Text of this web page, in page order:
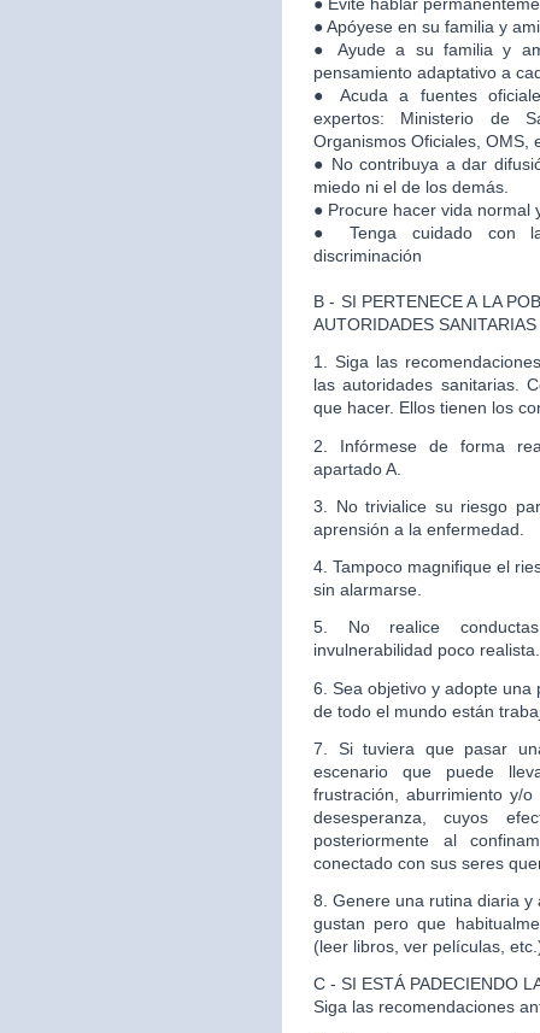
● Evite hablar
● Apóyese en su familia y
● Ayude a su familia y
pensamiento adaptativo a
● Acuda a fuentes
expertos: Ministerio de
Organismos Oficiales, OMS,
● No contribuya a dar
miedo ni el de los demás.
● Procure hacer vida normal
● Tenga cuidado con
discriminación
B - SI PERTENECE A LA
AUTORIDADES SANITARIAS
1. Siga las
las autoridades sanitarias.
que hacer. Ellos tienen los
2. Infórmese de forma
apartado A.
3. No trivialice su riesgo
aprensión a la enfermedad.
4. Tampoco magnifique el
sin alarmarse.
5. No realice
invulnerabilidad poco realista.
6. Sea objetivo y adopte una
de todo el mundo están
7. Si tuviera que pasar
escenario que puede
frustración, aburrimiento y/
desesperanza, cuyos
posteriormente al
conectado con sus seres
8. Genere una rutina diaria
gustan pero que
(leer libros, ver películas,
C - SI ESTÁ PADECIENDO
Siga las recomendaciones